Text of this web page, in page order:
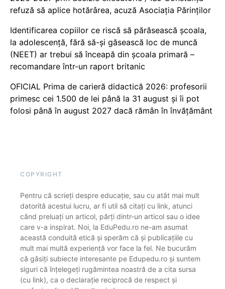
refuză să aplice hotărârea, acuză Asociația Părinților
Identificarea copiilor ce riscă să părăsească școala,
la adolescență, fără să-și găsească loc de muncă
(NEET) ar trebui să înceapă din școala primară –
recomandare într-un raport britanic
OFICIAL Prima de carieră didactică 2026: profesorii
primesc cei 1.500 de lei până la 31 august și îi pot
folosi până în august 2027 dacă rămân în învățământ
COPYRIGHT
Pentru că scrieți despre educație, sau cu atât mai mult
datorită acestui lucru, ar fi util să citați cu link, atunci
când preluați un articol, părți dintr-un articol sau o idee
care v-a inspirat. Noi, la EduPedu.ro ne-am asumat
această conduită etică și sperăm că și publicațiile cu
mult mai multă experiență vor face la fel. Ne bucurăm
că găsiți subiecte interesante pe Edupedu.ro și suntem
siguri că înțelegeți rugămintea noastră de a cita sursa
(cu link), ca o declarație reciprocă de respect și